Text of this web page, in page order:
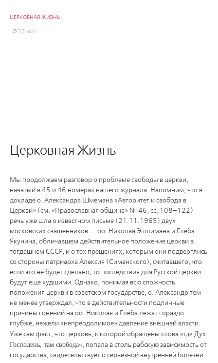
ЦЕРКОВНАЯ ЖИЗНЬ
32 мин.
Церковная Жизнь
Мы продолжаем разговор о проблеме свободы в церкви,
начатый в 45 и 46 номерах нашего журнала. Напомним, что в
докладе о. Александра Шмемана «Авторитет и свобода в
Церкви» (см. «Православная община» № 46, сс. 108–122)
речь уже шла о известном письме (21.11.1965) двух
московских священников — оо. Николая Эшлимана и Глеба
Якунина, обличавшем действительное положение церкви в
тогдашнем СССР, и о тех прещениях, которым они подверглись
со стороны патриарха Алексия (Симанского), считавшего, что
если это не будет сделано, то последствия для Русской церкви
будут еще худшими. Однако, понимая всю сложность
положения церкви в советском государстве, о. Александр тем
не менее утверждал, что в действительности подлинные
причины гонений на оо. Николая и Глеба лежат гораздо
глубже, нежели «непреодолимое» давление внешней власти.
Уже сам факт, что церковь, к которой обращены слова
где Дух
Господень, там свобода , попала в столь рабскую зависимость от
государства, свидетельствует о серьезной внутренней болезни.